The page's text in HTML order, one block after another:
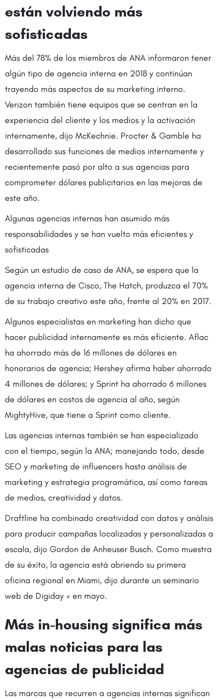
están volviendo más
sofisticadas
Más del 78% de los miembros de ANA informaron tener
algún tipo de agencia interna en 2018 y continúan
trayendo más aspectos de su marketing interno.
Verizon también tiene equipos que se centran en la
experiencia del cliente y los medios y la activación
internamente, dijo McKechnie. Procter & Gamble ha
desarrollado sus funciones de medios internamente y
recientemente pasó por alto a sus agencias para
comprometer dólares publicitarios en las mejoras de
este año.
Algunas agencias internas han asumido más
responsabilidades y se han vuelto más eficientes y
sofisticadas
Según un estudio de caso de ANA, se espera que la
agencia interna de Cisco, The Hatch, produzca el 70%
de su trabajo creativo este año, frente al 20% en 2017.
Algunos especialistas en marketing han dicho que
hacer publicidad internamente es más eficiente. Aflac
ha ahorrado más de 16 millones de dólares en
honorarios de agencia; Hershey afirma haber ahorrado
4 millones de dólares; y Sprint ha ahorrado 6 millones
de dólares en costos de agencia al año, según
MightyHive, que tiene a Sprint como cliente.
Las agencias internas también se han especializado
con el tiempo, según la ANA; manejando todo, desde
SEO y marketing de influencers hasta análisis de
marketing y estrategia programática, así como tareas
de medios, creatividad y datos.
Draftline ha combinado creatividad con datos y análisis
para producir campañas localizadas y personalizadas a
escala, dijo Gordon de Anheuser Busch. Como muestra
de su éxito, la agencia está abriendo su primera
oficina regional en Miami, dijo durante un seminario
web de Digiday + en mayo.
Más in-housing significa más
malas noticias para las
agencias de publicidad
Las marcas que recurren a agencias internas significan